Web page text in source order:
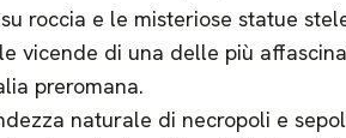
roccia e le misteriose statue
vicende di una delle più
preromana.
naturale di necropoli e